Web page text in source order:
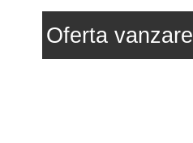
Oferta vanzare